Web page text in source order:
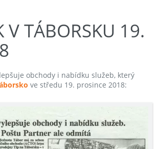
V TÁBORSKU 19.
obchody i nabídku služeb, který
ve středu 19. prosince 2018: